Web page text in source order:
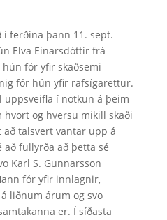
ferðina þann 11. sept.
Elva Einarsdóttir frá
fór yfir skaðsemi
fór hún yfir rafsígarettur.
uppsveifla í notkun á þeim
og hversu mikill skaði
að talsvert vantar upp á
fullyrða að þetta sé
Karl S. Gunnarsson
fór yfir innlagnir,
liðnum árum og svo
er. Í síðasta